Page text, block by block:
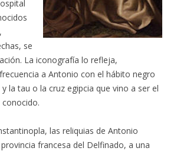
se
La iconografía lo refleja,
a Antonio con el hábito negro
la tau o la cruz egipcia que vino a ser el
las reliquias de Antonio
francesa del Delfinado, a una